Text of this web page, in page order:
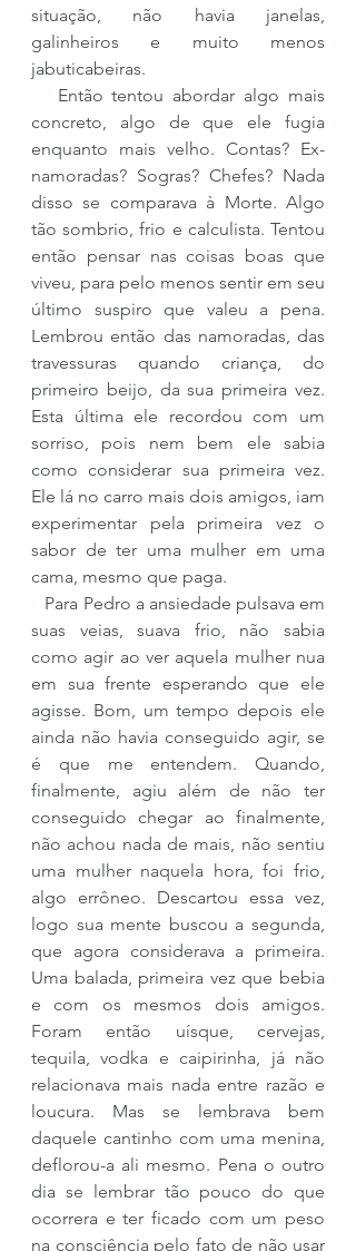
situação, não havia janelas,
galinheiros e muito menos
jabuticabeiras.
concreto, algo de que ele fugia
enquanto mais velho. Contas? Ex-
namoradas? Sogras? Chefes? Nada
disso se comparava à Morte. Algo
tão sombrio, frio e calculista. Tentou
então pensar nas coisas boas que
viveu, para pelo menos sentir em seu
último suspiro que valeu a pena.
Lembrou então das namoradas, das
travessuras quando criança, do
primeiro beijo, da sua primeira vez.
Esta última ele recordou com um
sorriso, pois nem bem ele sabia
como considerar sua primeira vez.
Ele lá no carro mais dois amigos, iam
experimentar pela primeira vez o
sabor de ter uma mulher em uma
cama, mesmo que paga.
suas veias, suava frio, não sabia
como agir ao ver aquela mulher nua
em sua frente esperando que ele
agisse. Bom, um tempo depois ele
ainda não havia conseguido agir, se
é que me entendem. Quando,
finalmente, agiu além de não ter
conseguido chegar ao finalmente,
não achou nada de mais, não sentiu
uma mulher naquela hora, foi frio,
algo errôneo. Descartou essa vez,
logo sua mente buscou a segunda,
que agora considerava a primeira.
Uma balada, primeira vez que bebia
e com os mesmos dois amigos.
Foram então uísque, cervejas,
tequila, vodka e caipirinha, já não
relacionava mais nada entre razão e
loucura. Mas se lembrava bem
daquele cantinho com uma menina,
deflorou-a ali mesmo. Pena o outro
dia se lembrar tão pouco do que
ocorrera e ter ficado com um peso
na consciência pelo fato de não usar